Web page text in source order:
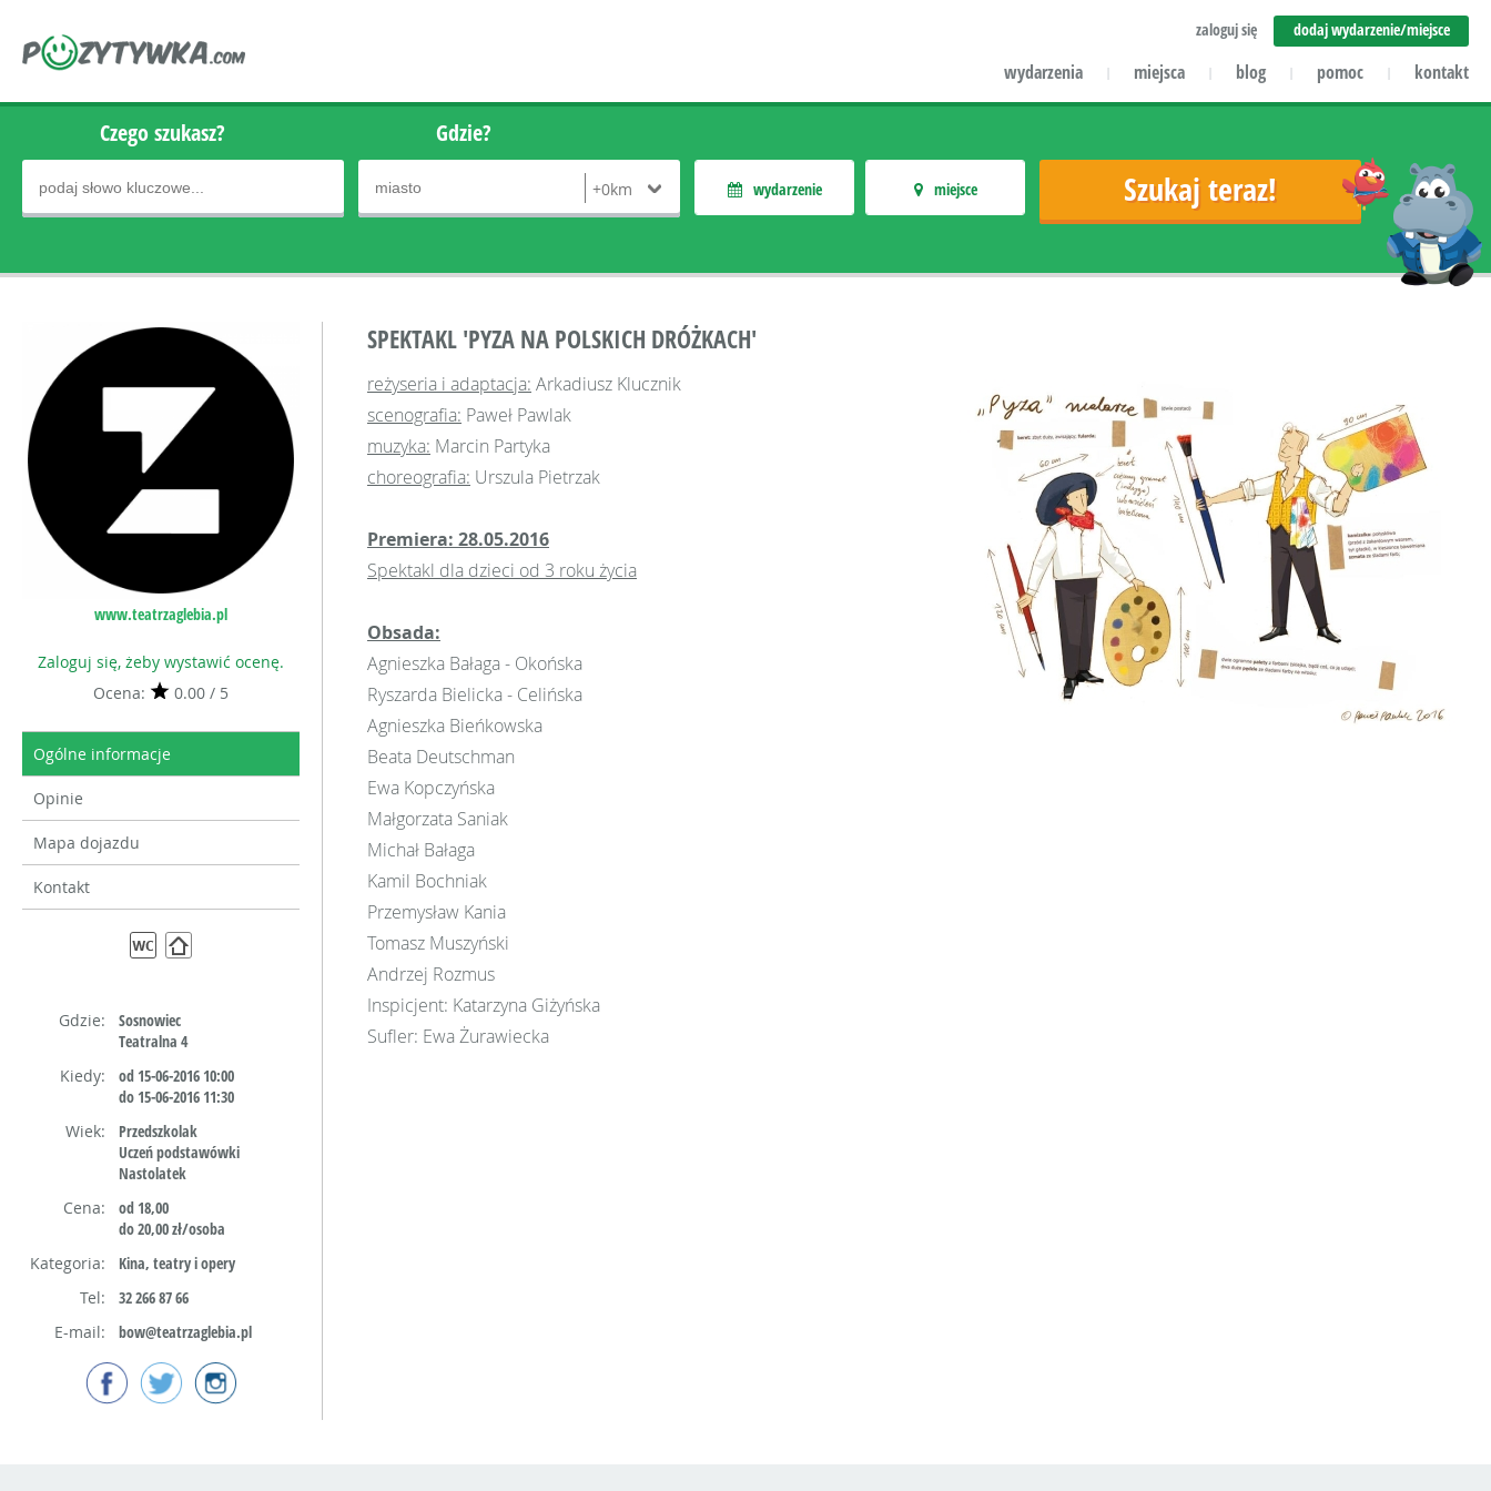
zaloguj się dodaj wydarzenie/miejsce
wydarzenia | miejsca | blog | pomoc | kontakt
Czego szukasz? Gdzie?
wydarzenie miejsce
www.teatrzaglebia.pl
Zaloguj się, żeby wystawić ocenę.
Ocena:
0.00 / 5
Ogólne informacje
Opinie
Mapa dojazdu
Kontakt
Gdzie:
Sosnowiec
Teatralna 4
Kiedy:
od 15-06-2016 10:00
do 15-06-2016 11:30
Wiek:
Przedszkolak
Uczeń podstawówki
Nastolatek
Cena:
od 18,00
do 20,00 zł/osoba
Kategoria:
Kina, teatry i opery
Tel:
32 266 87 66
E-mail:
bow@teatrzaglebia.pl
SPEKTAKL 'PYZA NA POLSKICH DRÓŻKACH'
reżyseria i adaptacja: Arkadiusz Klucznik
scenografia: Paweł Pawlak
muzyka: Marcin Partyka
choreografia: Urszula Pietrzak
Premiera: 28.05.2016
Spektakl dla dzieci od 3 roku życia
Obsada:
Agnieszka Bałaga - Okońska
Ryszarda Bielicka - Celińska
Agnieszka Bieńkowska
Beata Deutschman
Ewa Kopczyńska
Małgorzata Saniak
Michał Bałaga
Kamil Bochniak
Przemysław Kania
Tomasz Muszyński
Andrzej Rozmus
Inspicjent: Katarzyna Giżyńska
Sufler: Ewa Żurawiecka